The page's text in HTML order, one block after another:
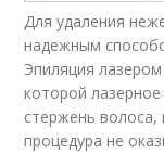
Для удаления
надежным
Эпиляция
которой
стержень
процедура не